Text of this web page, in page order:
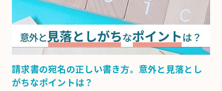
請求書の宛名の正しい書き方。意外と見落とし
がちなポイントは？